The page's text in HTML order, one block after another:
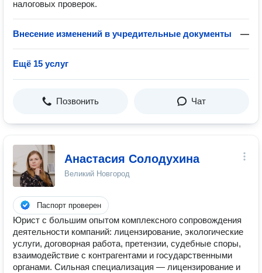
налоговых проверок.
Внесение изменений в учредительные документы —
Ещё 15 услуг
Позвонить Чат
Анастасия Солодухина
Великий Новгород
Паспорт проверен
Юрист с большим опытом комплексного сопровождения
деятельности компаний: лицензирование, экологические
услуги, договорная работа, претензии, судебные споры,
взаимодействие с контрагентами и государственными
органами. Сильная специализация — лицензирование и